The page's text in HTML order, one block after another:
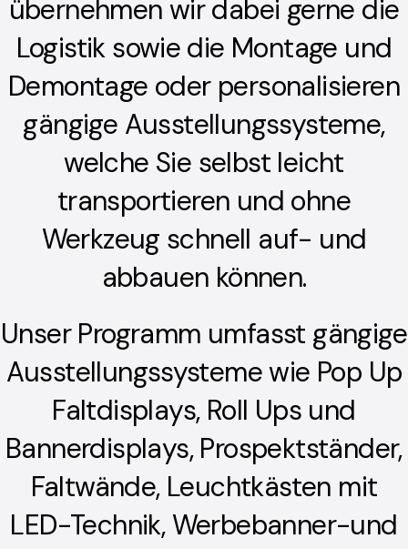
übernehmen wir dabei gerne die
Logistik sowie die Montage und
Demontage oder personalisieren
gängige Ausstellungssysteme,
welche Sie selbst leicht
transportieren und ohne
Werkzeug schnell auf- und
abbauen können.
Unser Programm umfasst gängige
Ausstellungssysteme wie Pop Up
Faltdisplays, Roll Ups und
Bannerdisplays, Prospektständer,
Faltwände, Leuchtkästen mit
LED-Technik, Werbebanner-und